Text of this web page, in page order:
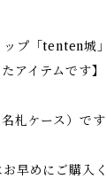
プ「tenten城」
アイテムです】
札ケース）です
早めにご購入く